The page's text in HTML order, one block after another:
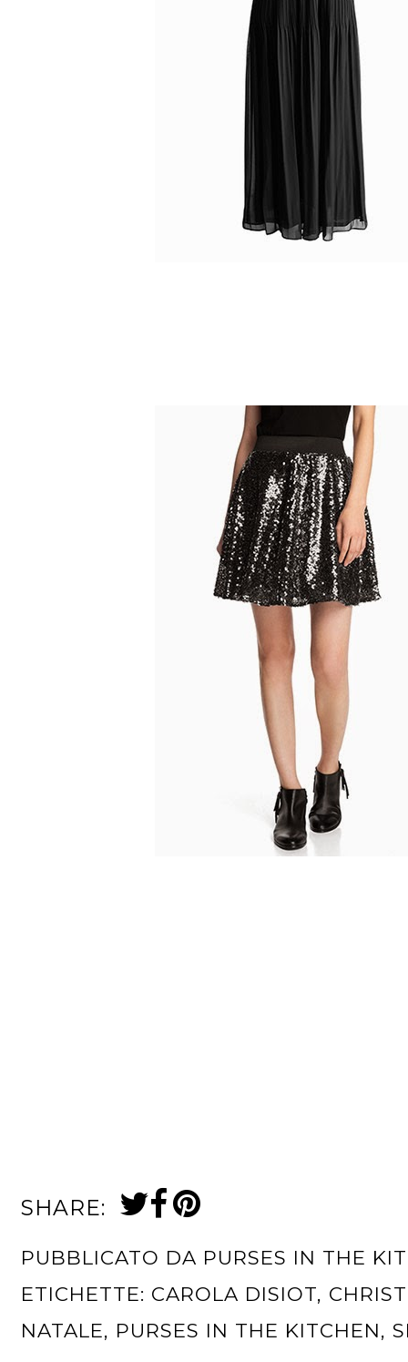
SHARE:
PUBBLICATO DA PURSES IN THE
ETICHETTE: CAROLA DISIOT,
NATALE, PURSES IN THE KITCHEN,